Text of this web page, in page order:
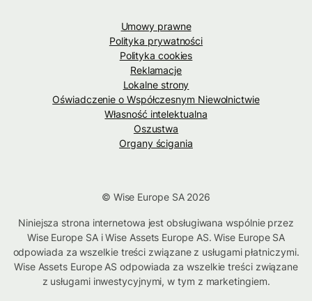
Umowy prawne
Polityka prywatności
Polityka cookies
Reklamacje
Lokalne strony
Oświadczenie o Współczesnym Niewolnictwie
Własność intelektualna
Oszustwa
Organy ścigania
© Wise Europe SA 2026
Niniejsza strona internetowa jest obsługiwana wspólnie przez
Wise Europe SA i Wise Assets Europe AS. Wise Europe SA
odpowiada za wszelkie treści związane z usługami płatniczymi.
Wise Assets Europe AS odpowiada za wszelkie treści związane
z usługami inwestycyjnymi, w tym z marketingiem.